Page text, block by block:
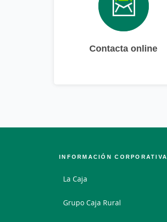
Contacta online
INFORMACIÓN CORPORATIVA
La Caja
Grupo Caja Rural